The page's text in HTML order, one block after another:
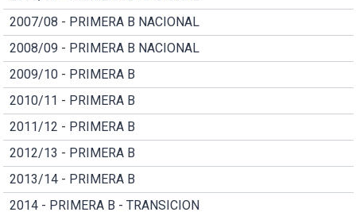
2007/08 - PRIMERA B NACIONAL
2008/09 - PRIMERA B NACIONAL
2009/10 - PRIMERA B
2010/11 - PRIMERA B
2011/12 - PRIMERA B
2012/13 - PRIMERA B
2013/14 - PRIMERA B
2014 - PRIMERA B - TRANSICION